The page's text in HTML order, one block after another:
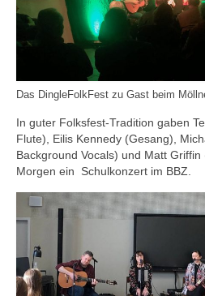
Das DingleFolkFest zu Gast beim
​​​​​​​In guter Folksfest-Tradition gaben
Flute), Eilis Kennedy (Gesang),
Background Vocals) und Matt
Morgen ein Schulkonzert im BBZ.